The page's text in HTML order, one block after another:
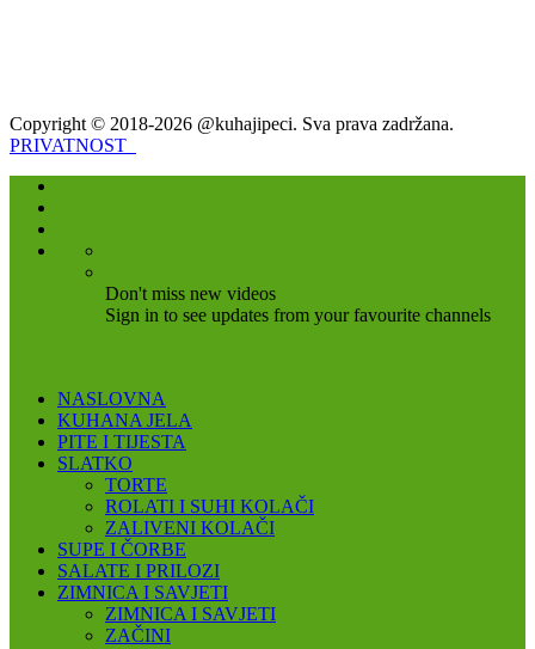
Copyright © 2018-2026 @kuhajipeci. Sva prava zadržana.
PRIVATNOST
Don't miss new videos
Sign in to see updates from your favourite channels
NASLOVNA
KUHANA JELA
PITE I TIJESTA
SLATKO
TORTE
ROLATI I SUHI KOLAČI
ZALIVENI KOLAČI
SUPE I ČORBE
SALATE I PRILOZI
ZIMNICA I SAVJETI
ZIMNICA I SAVJETI
ZAČINI